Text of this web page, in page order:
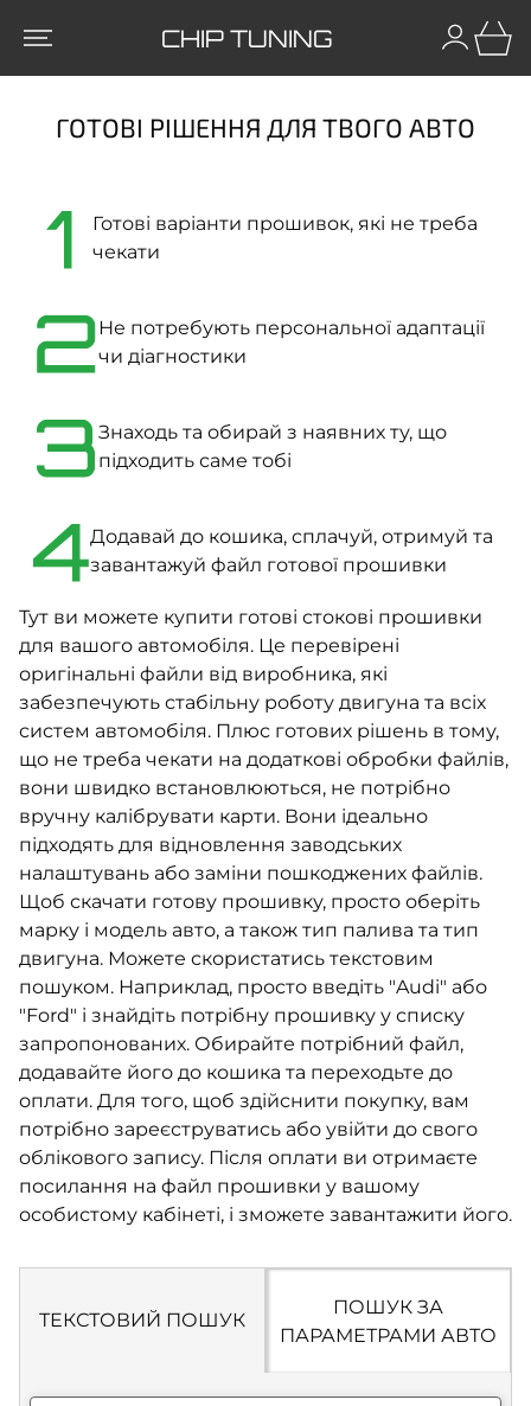
CHIP TUNING
ГОТОВІ РІШЕННЯ ДЛЯ ТВОГО АВТО
1
Готові варіанти прошивок, які не треба
чекати
2Не потребують персональної адаптації
чи діагностики
3Знаходь та обирай з наявних ту, що
підходить саме тобі
4Додавай до кошика, сплачуй, отримуй та
завантажуй файл готової прошивки
Тут ви можете купити готові стокові прошивки
для вашого автомобіля. Це перевірені
оригінальні файли від виробника, які
забезпечують стабільну роботу двигуна та всіх
систем автомобіля. Плюс готових рішень в тому,
що не треба чекати на додаткові обробки файлів,
вони швидко встановлюються, не потрібно
вручну калібрувати карти. Вони ідеально
підходять для відновлення заводських
налаштувань або заміни пошкоджених файлів.
Щоб скачати готову прошивку, просто оберіть
марку і модель авто, а також тип палива та тип
двигуна. Можете скористатись текстовим
пошуком. Наприклад, просто введіть "Audi" або
"Ford" і знайдіть потрібну прошивку у списку
запропонованих. Обирайте потрібний файл,
додавайте його до кошика та переходьте до
оплати. Для того, щоб здійснити покупку, вам
потрібно зареєструватись або увійти до свого
облікового запису. Після оплати ви отримаєте
посилання на файл прошивки у вашому
особистому кабінеті, і зможете завантажити його.
ТЕКСТОВИЙ ПОШУК
ПОШУК ЗА
ПАРАМЕТРАМИ АВТО